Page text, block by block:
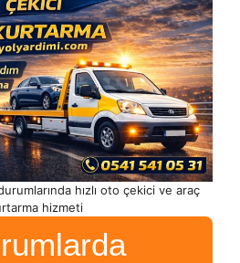
hızlı oto çekici ve araç
hizmeti